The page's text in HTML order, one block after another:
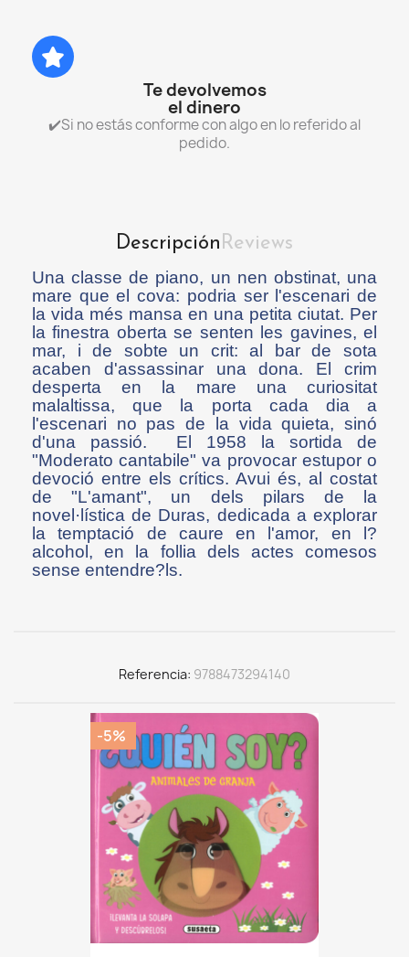
Te devolvemos
el dinero
✔️Si no estás conforme con algo en lo referido al
pedido.
DescripciónReviews
Una classe de piano, un nen obstinat, una
mare que el cova: podria ser l'escenari de
la vida més mansa en una petita ciutat. Per
la finestra oberta se senten les gavines, el
mar, i de sobte un crit: al bar de sota
acaben d'assassinar una dona. El crim
desperta en la mare una curiositat
malaltissa, que la porta cada dia a
l'escenari no pas de la vida quieta, sinó
d'una passió. El 1958 la sortida de
"Moderato cantabile" va provocar estupor o
devoció entre els crítics. Avui és, al costat
de "L'amant", un dels pilars de la
novel·lística de Duras, dedicada a explorar
la temptació de caure en l'amor, en l?
alcohol, en la follia dels actes comesos
sense entendre?ls.
Referencia 9788473294140
-5%